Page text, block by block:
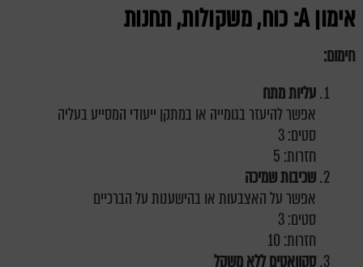
אימוןA: כוח, משקולות, תחנות
חימום:
עליות מתח
אפשר להיעזר בגומייה או במתקן ייעודי המסייע בעליה
סטים: 3
חזרות: 5
שכיבות שמיכה
אפשר על האצבעות או בהישענות על הברכיים
סטים: 3
חזרות: 10
סקוואטים ללא משקל